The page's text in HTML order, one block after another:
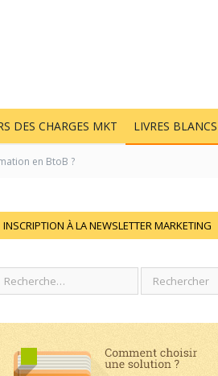
LIVRES
DES CHARGES MKT
en BtoB ?
INSCRIPTION À LA NEWSLETTER MARKETING